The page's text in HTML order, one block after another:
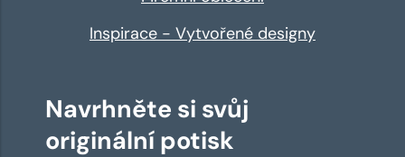
Inspirace - Vytvořené designy
Navrhněte si svůj
originální potisk